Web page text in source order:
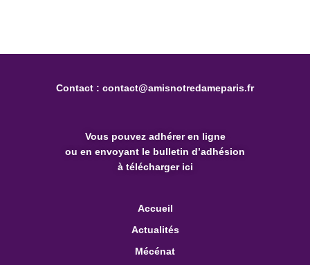
Contact : contact@amisnotredameparis.fr
Vous pouvez adhérer en ligne
ou en envoyant le bulletin d’adhésion
à télécharger ici
Accueil
Actualités
Mécénat